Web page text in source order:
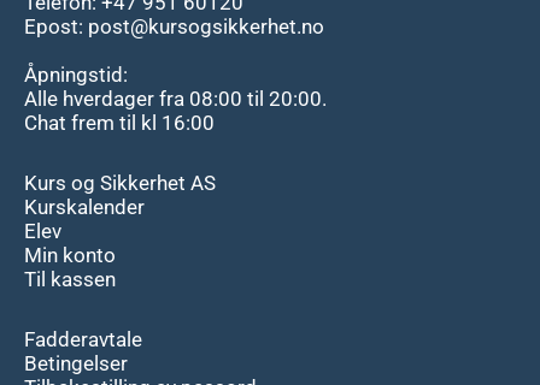
Epost: post@kursogsikkerhet.no
Åpningstid:
Alle hverdager fra 08:00 til 20:00.
Chat frem til kl 16:00
Kurs og Sikkerhet AS
Kurskalender
Elev
Min konto
Til kassen
Fadderavtale
Betingelser